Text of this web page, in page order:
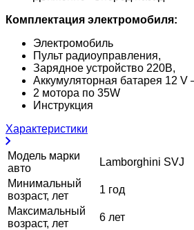
Комплектация электромобиля:
Электромобиль
Пульт радиоуправления,
Зарядное устройство 220В,
Аккумуляторная батарея 12 V
2 мотора по 35W
Инструкция
Характеристики
Модель марки
авто
Lamborghini SVJ
Минимальный
возраст, лет
1 год
Максимальный
возраст, лет
6 лет